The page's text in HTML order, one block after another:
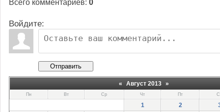
Всего комментариев: 0
Войдите:
Отправить
« Август 2013 »
Пн Вт Ср Чт Пт
1 2